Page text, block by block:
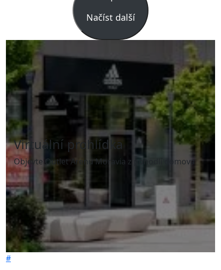
Načíst další
Virtuální prohlídka
Objevte Outlet Arenu Moravia z pohodlí domova
#